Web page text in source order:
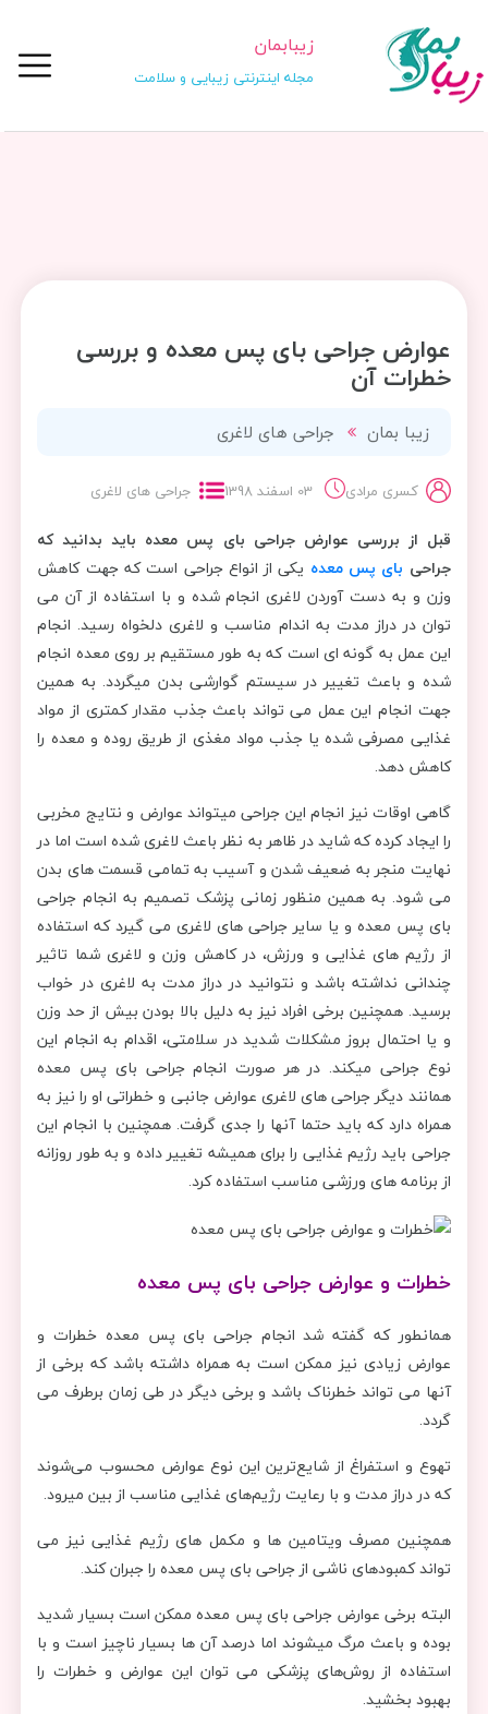
زیبابمان
مجله اینترنتی زیبایی و سلامت
عوارض جراحی بای پس معده و بررسی
خطرات آن
زیبا بمان جراحی های لاغری
کسری مرادی 03 اسفند 1398 جراحی های لاغری
قبل از بررسی عوارض جراحی بای پس معده باید بدانید که
جراحی بای پس معده یکی از انواع جراحی است که جهت کاهش
وزن و به دست آوردن لاغری انجام شده و با استفاده از آن می
توان در دراز مدت به اندام مناسب و لاغری دلخواه رسید. انجام
این عمل به گونه ای است که به طور مستقیم بر روی معده انجام
شده و باعث تغییر در سیستم گوارشی بدن میگردد. به همین
جهت انجام این عمل می تواند باعث جذب مقدار کمتری از مواد
غذایی مصرفی شده یا جذب مواد مغذی از طریق روده و معده را
کاهش دهد.
گاهی اوقات نیز انجام این جراحی میتواند عوارض و نتایج مخربی
را ایجاد کرده که شاید در ظاهر به نظر باعث لاغری شده است اما در
نهایت منجر به ضعیف شدن و آسیب به تمامی قسمت های بدن
می شود. به همین منظور زمانی پزشک تصمیم به انجام جراحی
بای پس معده و یا سایر جراحی های لاغری می گیرد که استفاده
از رژیم های غذایی و ورزش، در کاهش وزن و لاغری شما تاثیر
چندانی نداشته باشد و نتوانید در دراز مدت به لاغری در خواب
برسید. همچنین برخی افراد نیز به دلیل بالا بودن بیش از حد وزن
و یا احتمال بروز مشکلات شدید در سلامتی، اقدام به انجام این
نوع جراحی میکند. در هر صورت انجام جراحی بای پس معده
همانند دیگر جراحی های لاغری عوارض جانبی و خطراتی او را نیز به
همراه دارد که باید حتما آنها را جدی گرفت. همچنین با انجام این
جراحی باید رژیم غذایی را برای همیشه تغییر داده و به طور روزانه
از برنامه های ورزشی مناسب استفاده کرد.
خطرات و عوارض جراحی بای‌ پس معده
همانطور که گفته شد انجام جراحی بای پس معده خطرات و
عوارض زیادی نیز ممکن است به همراه داشته باشد که برخی از
آنها می تواند خطرناک باشد و برخی دیگر در طی زمان برطرف می
گردد.
تهوع و استفراغ از شایع‌ترین این نوع عوارض محسوب می‌شوند
که در دراز مدت و با رعایت رژیم‌های غذایی مناسب از بین میرود.
همچنین مصرف ویتامین ها و مکمل های رژیم غذایی نیز می
تواند کمبودهای ناشی از جراحی بای پس معده را جبران کند.
البته برخی عوارض جراحی بای پس معده ممکن است بسیار شدید
بوده و باعث مرگ میشوند اما درصد آن ها بسیار ناچیز است و با
استفاده از روش‌های پزشکی می توان این عوارض و خطرات را
بهبود بخشید.